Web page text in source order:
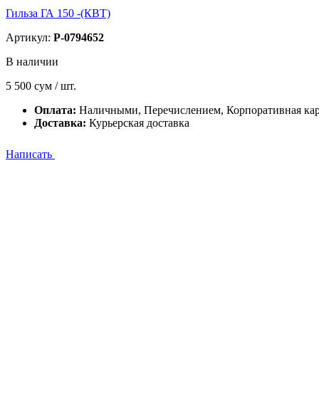
Гильза ГА 150 -(КВТ)
Артикул: P-0794652
В наличии
5 500 сум / шт.
Оплата: Наличными, Перечислением, Корпоративная
Доставка: Курьерская доставка
Написать